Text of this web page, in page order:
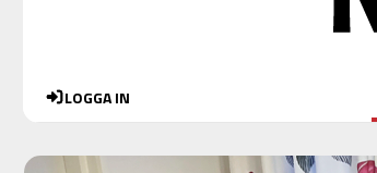
LOGGA IN